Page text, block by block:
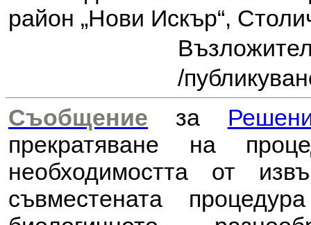
район „Нови Искър“,
/
Съобщение за
прекратяване на
необходимостта от
съвместената